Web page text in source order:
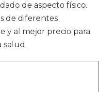
de aspecto físico.
de diferentes
y al mejor precio para
salud.